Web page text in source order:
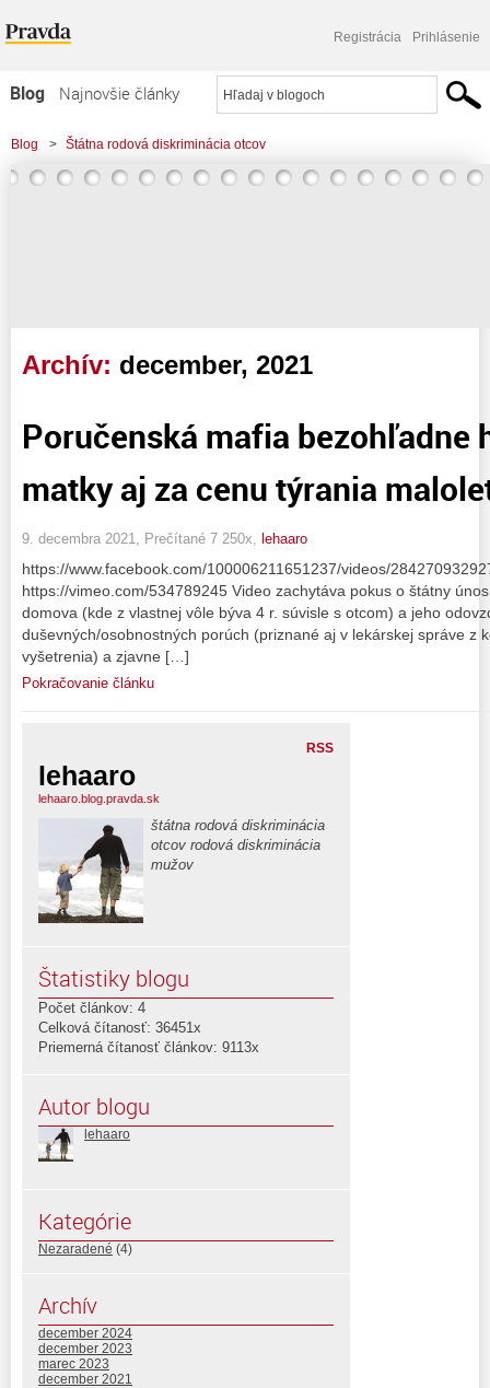
Registrácia Prihlásenie
Blog
Najnovšie články
Najčítanejšie články
Najkomentovanejšie články
Blog > Štátna rodová diskriminácia otcov
> Poručenská mafia bezohľadne háji záujem matky aj za cenu týrania
Archív: december, 2021
Poručenská mafia bezohľadne
matky aj za cenu týrania
9. decembra 2021, Prečítané 7 250x, lehaaro
https://www.facebook.com/100006211651237/videos/
https://vimeo.com/534789245 Video zachytáva pokus o štátny
domova (kde z vlastnej vôle býva 4 r. súvisle s otcom) a jeho
duševných/osobnostných porúch (priznané aj v lekárskej správe z
vyšetrenia) a zjavne […]
Pokračovanie článku
RSS
lehaaro
lehaaro.blog.pravda.sk
štátna rodová diskriminácia
otcov rodová diskriminácia
mužov
Štatistiky blogu
Počet článkov: 4
Celková čítanosť: 36451x
Priemerná čítanosť článkov: 9113x
Autor blogu
lehaaro
Kategórie
Nezaradené (4)
Archív
december 2024
december 2023
marec 2023
december 2021